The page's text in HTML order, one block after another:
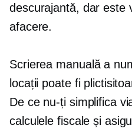
descurajantă, dar este
afacere.
Scrierea manuală a
locații poate fi
De ce nu-ți simplifica
calculele fiscale și